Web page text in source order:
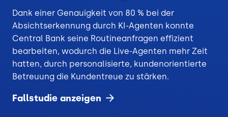
Dank einer Genauigkeit von 80 % bei der
Absichtserkennung durch KI-Agenten konnte
Central Bank seine Routineanfragen effizient
bearbeiten, wodurch die Live-Agenten mehr Zeit
hatten, durch personalisierte, kundenorientierte
Betreuung die Kundentreue zu stärken.
Fallstudie anzeigen